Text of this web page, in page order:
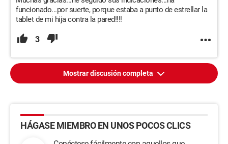
funcionado...por suerte, porque estaba a punto de estrellar la
tablet de mi hija contra la pared!!!!
3
Mostrar discusión completa
HÁGASE MIEMBRO EN UNOS POCOS CLICS